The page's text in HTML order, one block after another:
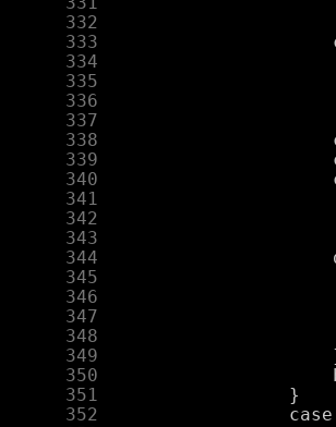
    332
    333
    334
    335
    336
    337
    338
    339
    340
    341
    342
    343
    344
    345
    346
    347
    348
    349
    350
    351
    352